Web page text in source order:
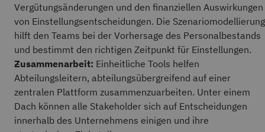
Vergütungsänderungen und den finanziellen Auswirkungen
von Einstellungsentscheidungen. Die Szenariomodellierung
hilft den Teams bei der Vorhersage des Personalbestands
und bestimmt den richtigen Zeitpunkt für Einstellungen.
Zusammenarbeit: Einheitliche Tools helfen
Abteilungsleitern, abteilungsübergreifend auf einer
zentralen Plattform zusammenzuarbeiten. Unter einem
Dach können alle Stakeholder sich auf Entscheidungen
innerhalb des Unternehmens einigen und ihre